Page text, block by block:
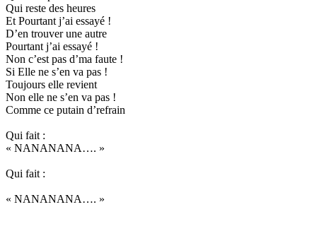
Qui reste des heures
Et Pourtant j’ai essayé !
D’en trouver une autre
Pourtant j’ai essayé !
Non c’est pas d’ma faute !
Si Elle ne s’en va pas !
Toujours elle revient
Non elle ne s’en va pas !
Comme ce putain d’refrain
Qui fait :
« NANANANA…. »
Qui fait :
« NANANANA…. »